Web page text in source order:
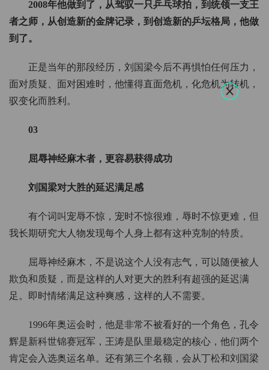
2008年他做到了，从驾驭一只乒乓球拍，到统领一支王
者之师，从创造新的金牌记录，到创造新的乒坛格局，他做
到了。
正是当年的那段经历，刘国梁今后不再惧怕任何压力，
面对质疑、面对困难时，他懂得直面危机，化危机为转机，
驭变化而胜利。
03
屈辱神经麻木者，更容易获得成功
刘国梁对大胜的延迟满足感
有个词叫宠辱不惊，宠时不惊很难，辱时不惊更难，但
我长期研究大人物发现每个人身上都有这种克制的特质。
屈辱神经麻木，不是说这个人没有志气，可以随便被人
欺负和质疑，而是这样的人对更大的胜利有超强的延迟满
足。即时情绪满足这种爽感，这样的人不需要。
1996年奥运会时，他是非常不被看好的一个角色，孔令
辉是新科世锦赛冠军，王涛是队里最稳定的核心，他们两个
肯定会入选奥运名单。还有第三个名额，会从丁松和刘国梁